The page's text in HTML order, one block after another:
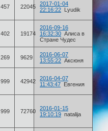
457 22045
2017-01-04
22:16:22 Lyudik
402 19174
2016-09-16
16:32:30 Алиса в
Стране Чудес
269 9629
2016-06-07
13:55:22 Аксюня
999 42942
2016-04-07
11:43:47 Евгения
999 72760
2016-01-15
19:10:19 natalija